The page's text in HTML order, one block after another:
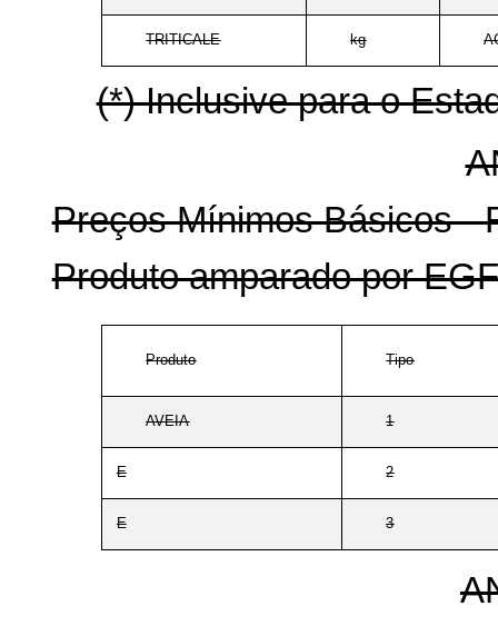
TRITICALE kg
(*) Inclusive para o
Preços Mínimos Básicos -
Produto amparado por
Produto Tipo
AVEIA 1
E 2
E 3